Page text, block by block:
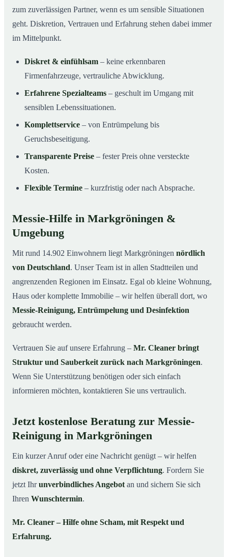
zum zuverlässigen Partner, wenn es um sensible Situationen
geht. Diskretion, Vertrauen und Erfahrung stehen dabei immer
im Mittelpunkt.
Diskret & einfühlsam – keine erkennbaren
Firmenfahrzeuge, vertrauliche Abwicklung.
Erfahrene Spezialteams – geschult im Umgang mit
sensiblen Lebenssituationen.
Komplettservice – von Entrümpelung bis
Geruchsbeseitigung.
Transparente Preise – fester Preis ohne versteckte
Kosten.
Flexible Termine – kurzfristig oder nach Absprache.
Messie-Hilfe in Markgröningen &
Umgebung
Mit rund 14.902 Einwohnern liegt Markgröningen nördlich
von Deutschland. Unser Team ist in allen Stadtteilen und
angrenzenden Regionen im Einsatz. Egal ob kleine Wohnung,
Haus oder komplette Immobilie – wir helfen überall dort, wo
Messie-Reinigung, Entrümpelung und Desinfektion
gebraucht werden.
Vertrauen Sie auf unsere Erfahrung – Mr. Cleaner bringt
Struktur und Sauberkeit zurück nach Markgröningen.
Wenn Sie Unterstützung benötigen oder sich einfach
informieren möchten, kontaktieren Sie uns vertraulich.
Jetzt kostenlose Beratung zur Messie-
Reinigung in Markgröningen
Ein kurzer Anruf oder eine Nachricht genügt – wir helfen
diskret, zuverlässig und ohne Verpflichtung. Fordern Sie
jetzt Ihrunverbindliches Angebot an und sichern Sie sich
Ihren Wunschtermin.
Mr. Cleaner – Hilfe ohne Scham, mit Respekt und
Erfahrung.